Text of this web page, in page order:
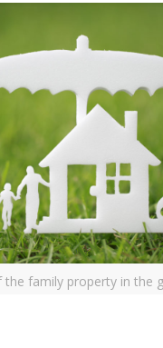
family property in the